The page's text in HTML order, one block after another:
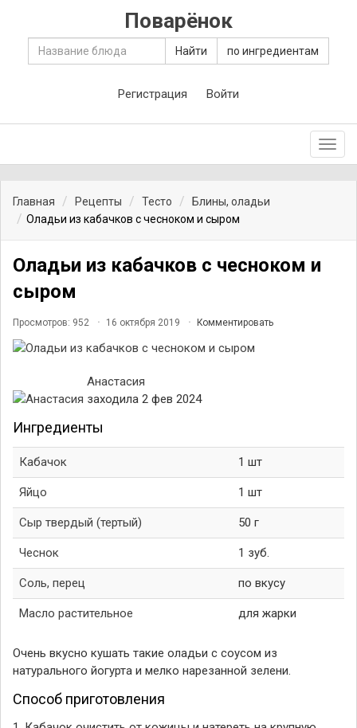
Поварёнок
Найти по ингредиентам
Регистрация Войти
Главная Рецепты Тесто
Блины, оладьи
Оладьи из кабачков с чесноком и сыром
Оладьи из кабачков с чесноком и
сыром
Просмотров: 952 16 октября 2019 Комментировать
Анастасия
заходила 2 фев 2024
Ингредиенты
Кабачок 1 шт
Яйцо 1 шт
Сыр твердый (тертый) 50 г
Чеснок 1 зуб.
Соль, перец по вкусу
Масло растительное для жарки
Очень вкусно кушать такие оладьи с соусом из
натурального йогурта и мелко нарезанной зелени.
Способ приготовления